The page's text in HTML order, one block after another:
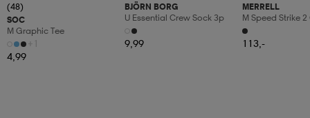
(48)
SOC
M Graphic Tee
+1
4,99
BJÖRN BORG
U Essential Crew Sock 3p
9,99
MERRELL
M Speed Strike 2
113,-